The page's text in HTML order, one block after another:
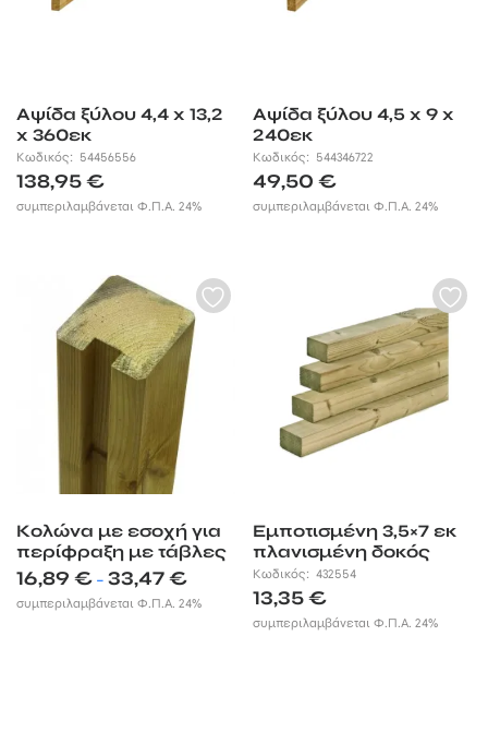
Αψίδα ξύλου 4,4 x 13,2
x 360εκ
Κωδικός: 54456556
138,95€
συμπεριλαμβάνεται Φ.Π.Α. 24%
Αψίδα ξύλου 4,5 x 9 x
240εκ
Κωδικός: 544346722
49,50€
συμπεριλαμβάνεται Φ.Π.Α. 24%
Κολώνα με εσοχή για
περίφραξη με τάβλες
16,89 € – 33,47€
range:
συμπεριλαμβάνεται Φ.Π.Α. 24%
Εμποτισμένη 3,5×7 εκ
πλανισμένη δοκός
Κωδικός:432554
13,35€
συμπεριλαμβάνεται Φ.Π.Α. 24%